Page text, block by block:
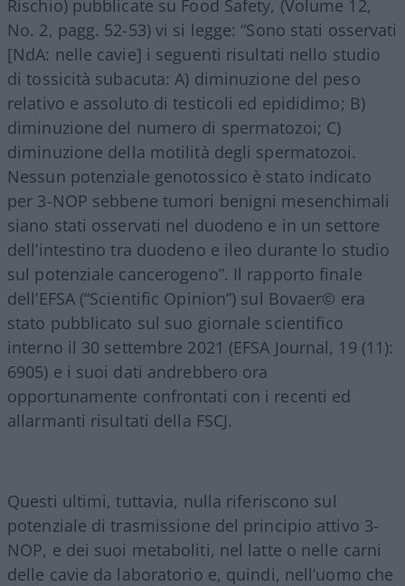
Rischio) pubblicate su Food Safety, (Volume 12,
No. 2, pagg. 52-53) vi si legge: “Sono stati osservati
[NdA: nelle cavie] i seguenti risultati nello studio
di tossicità subacuta: A) diminuzione del peso
relativo e assoluto di testicoli ed epididimo; B)
diminuzione del numero di spermatozoi; C)
diminuzione della motilità degli spermatozoi.
Nessun potenziale genotossico è stato indicato
per 3-NOP sebbene tumori benigni mesenchimali
siano stati osservati nel duodeno e in un settore
dell’intestino tra duodeno e ileo durante lo studio
sul potenziale cancerogeno”. Il rapporto finale
dell’EFSA (“Scientific Opinion”) sul Bovaer©️ era
stato pubblicato sul suo giornale scientifico
interno il 30 settembre 2021 (EFSA Journal, 19 (11):
6905) e i suoi dati andrebbero ora
opportunamente confrontati con i recenti ed
allarmanti risultati della FSCJ.
Questi ultimi, tuttavia, nulla riferiscono sul
potenziale di trasmissione del principio attivo 3-
NOP, e dei suoi metaboliti, nel latte o nelle carni
delle cavie da laboratorio e, quindi, nell’uomo che